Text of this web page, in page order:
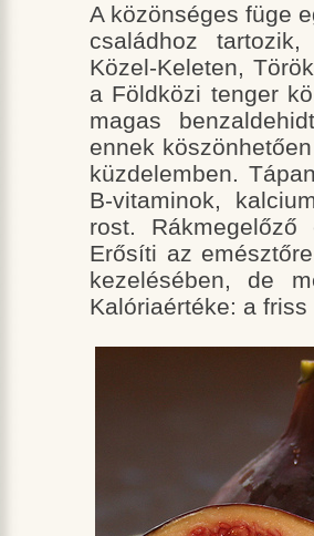
A közönséges füge
családhoz
Közel-Keleten,
a Földközi tenger
magas
ennek
küzdelemben.
B-vitaminok,
rost.
Erősíti az
kezelésében, de
Kalóriaértéke: a